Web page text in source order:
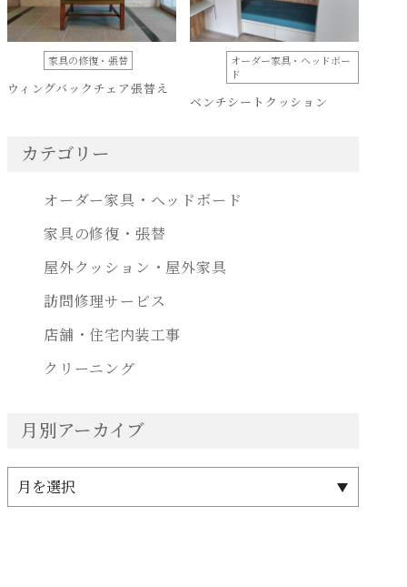
家具の修復・張替
ウィングバックチェア張替え
オーダー家具・ヘッドボー
ド
ベンチシートクッション
カテゴリー
オーダー家具・ヘッドボード
家具の修復・張替
屋外クッション・屋外家具
訪問修理サービス
店舗・住宅内装工事
クリーニング
月別アーカイブ